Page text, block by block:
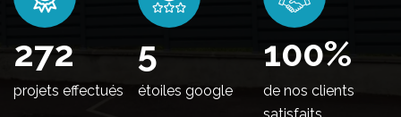
330
projets effectués
5
étoiles google
100%
de nos clients